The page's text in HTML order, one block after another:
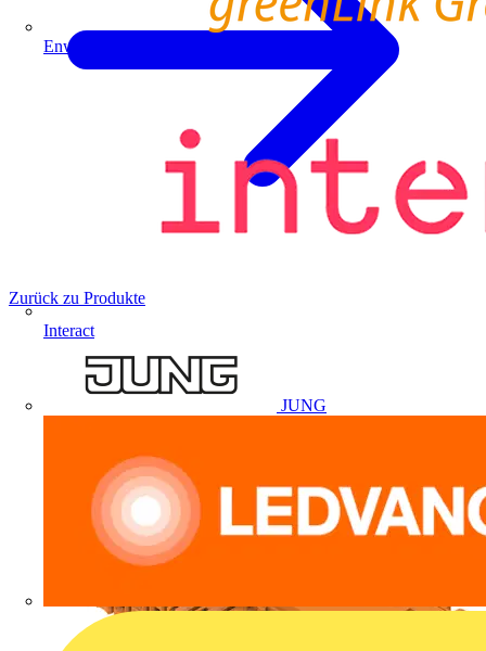
Enwitec
Interact
JUNG
Zurück zu Produkte